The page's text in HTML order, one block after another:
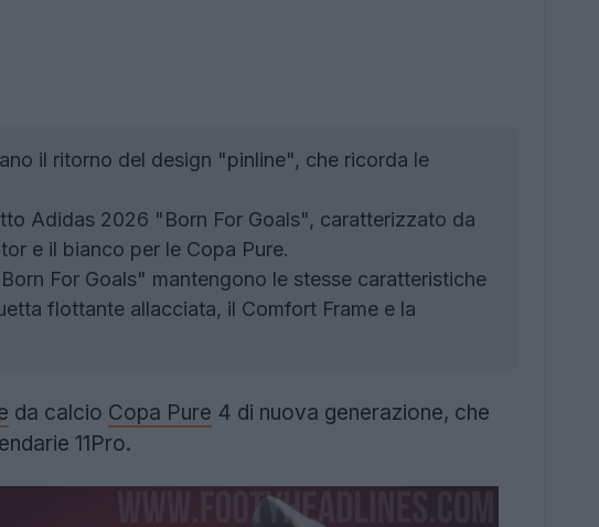
il ritorno del design "pinline", che ricorda le
Adidas 2026 "Born For Goals", caratterizzato da
e il bianco per le Copa Pure.
For Goals" mantengono le stesse caratteristiche
flottante allacciata, il Comfort Frame e la
da calcio Copa Pure 4 di nuova generazione, che
11Pro.